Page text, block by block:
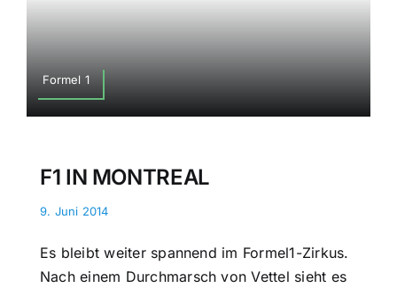
Formel 1
F1 IN MONTREAL
9. Juni 2014
Es bleibt weiter spannend im Formel1-Zirkus.
Nach einem Durchmarsch von Vettel sieht es